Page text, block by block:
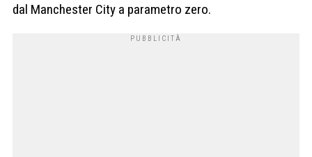
dal Manchester City a parametro zero.